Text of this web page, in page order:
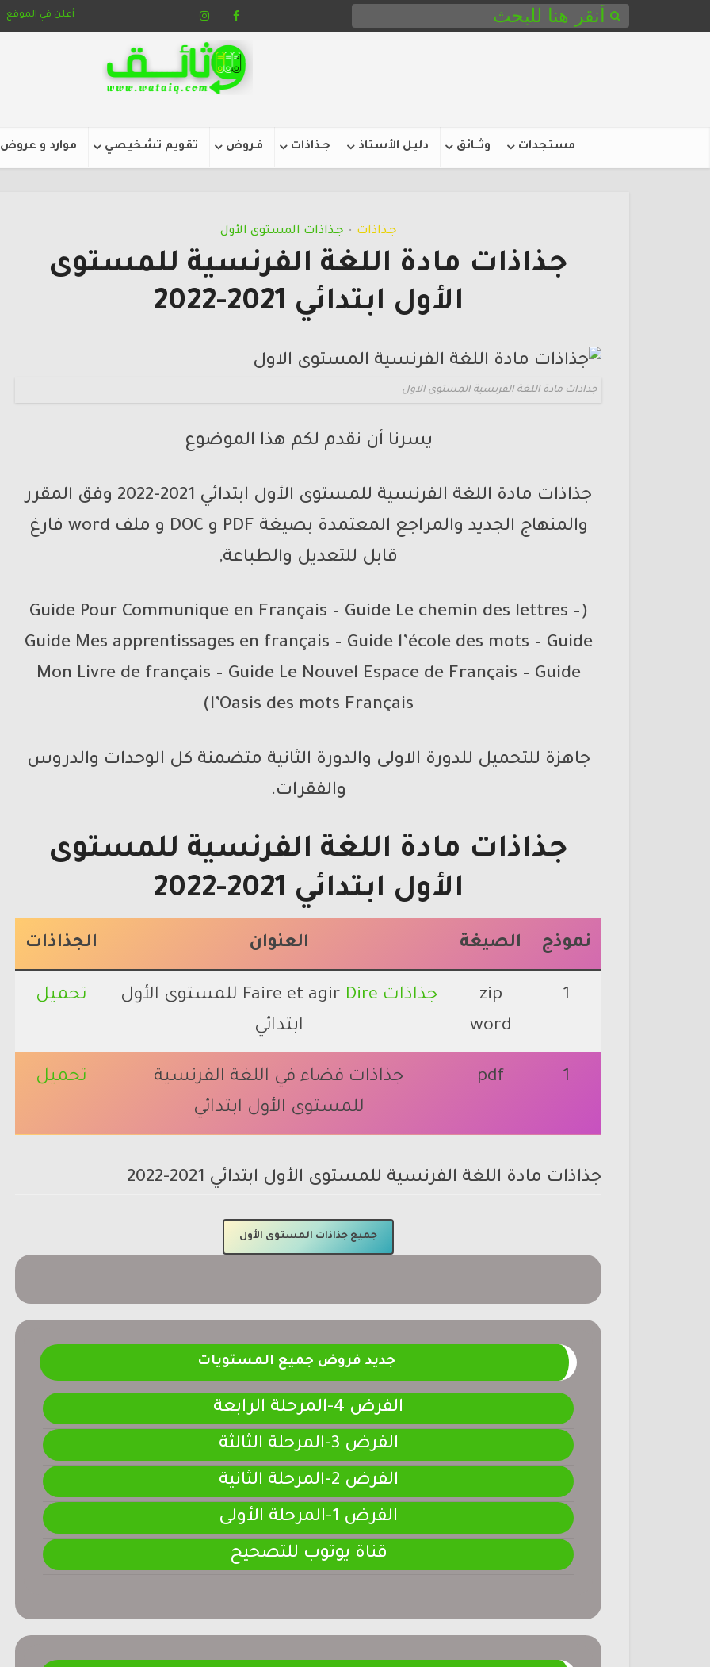
أعلن في الموقع
مستجدات وثـــائق دليل الأستاذ جـذاذات فـروض تقويم تشخيصي موارد و عروض
جـذاذات • جـذاذات المستوى الأول
جذاذات مادة اللغة الفرنسية للمستوى
الأول ابتدائي 2021-2022
جذاذات مادة اللغة الفرنسية المستوى الاول
يسرنا أن نقدم لكم هذا الموضوع
جذاذات مادة اللغة الفرنسية للمستوى الأول ابتدائي 2021-2022 وفق المقرر
والمنهاج الجديد والمراجع المعتمدة بصيغة PDF و DOC و ملف word فارغ
قابل للتعديل والطباعة,
(Guide Pour Communique en Français – Guide Le chemin des lettres –
Guide Mes apprentissages en français – Guide l’école des mots – Guide
Mon Livre de français – Guide Le Nouvel Espace de Français – Guide
l’Oasis des mots Français)
جاهزة للتحميل للدورة الاولى والدورة الثانية متضمنة كل الوحدات والدروس
والفقرات.
جذاذات مادة اللغة الفرنسية للمستوى
الأول ابتدائي 2021-2022
نموذج الصيغة العنوان الجذاذات
1
zip
word
جذاذات Dire
Faire et agir للمستوى الأول
ابتدائي
تحميل
1
pdf
جذاذات فضاء في اللغة الفرنسية
للمستوى الأول ابتدائي
تحميل
جذاذات مادة اللغة الفرنسية للمستوى الأول ابتدائي 2021-2022
جميع جذاذات المستوى الأول
جديد فروض جميع المستويات
الفرض 4-المرحلة الرابعة
الفرض 3-المرحلة الثالثة
الفرض 2-المرحلة الثانية
الفرض 1-المرحلة الأولى
قناة يوتوب للتصحيح